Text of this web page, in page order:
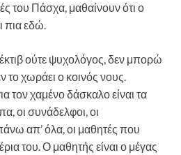
του Πάσχα, μαθαίνουν ότι ο
πια εδώ.
ούτε ψυχολόγος, δεν μπορώ
το χωράει ο κοινός νους.
τον χαμένο δάσκαλο είναι τα
οι συνάδελφοι, οι
απ’ όλα, οι μαθητές που
του. Ο μαθητής είναι ο μέγας